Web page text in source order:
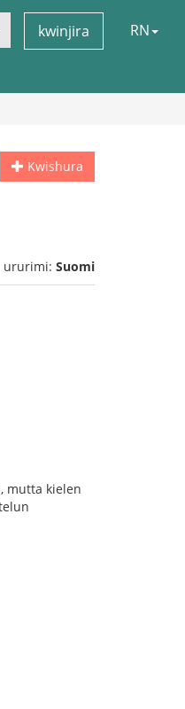
kwinjira RN
Kwishura
ururimi: Suomi
mutta kielen